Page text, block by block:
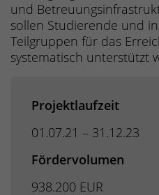
und
sollen Studierende und
Teilgruppen für das
systematisch unterstützt
Projektlaufzeit
01.07.21 – 31.12.23
Fördervolumen
938.200 EUR